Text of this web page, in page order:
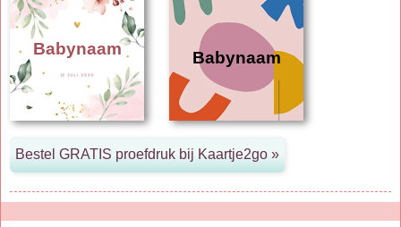
Babynaam Babynaam